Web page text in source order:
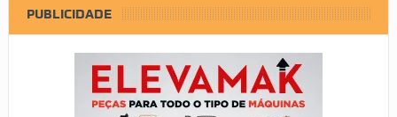
PUBLICIDADE